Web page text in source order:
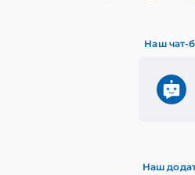
Наш
Наш чат-